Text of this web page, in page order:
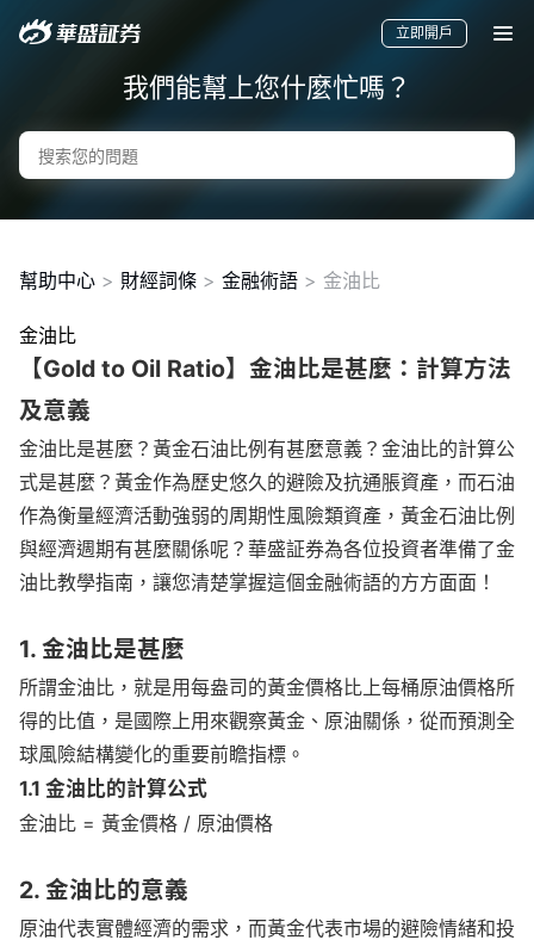
要聞
快訊
美股
港股
新股
華盛APls
低時延極速交易系統
概述
AM 資產管理服務
ECM 股權資本市場服務
FICC 固定收益、外匯和大宗商品服務
WM 財富管理服務
立即開戶
我們能幫上您什麼忙嗎？
幫助中心 > 財經詞條 > 金融術語 > 金油比
金油比
【Gold to Oil Ratio】金油比是甚麼：計算方法
及意義
金油比是甚麼？黃金石油比例有甚麼意義？金油比的計算公
式是甚麼？黃金作為歷史悠久的避險及抗通脹資產，而石油
作為衡量經濟活動強弱的周期性風險類資產，黃金石油比例
與經濟週期有甚麼關係呢？華盛証券為各位投資者準備了金
油比教學指南，讓您清楚掌握這個金融術語的方方面面！
1. 金油比是甚麼
所謂金油比，就是用每盎司的黃金價格比上每桶原油價格所
得的比值，是國際上用來觀察黃金、原油關係，從而預測全
球風險結構變化的重要前瞻指標。
1.1 金油比的計算公式
金油比 = 黃金價格 / 原油價格
2. 金油比的意義
原油代表實體經濟的需求，而黃金代表市場的避險情緒和投